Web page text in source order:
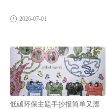
2026-07-01
低碳环保主题手抄报简单又漂